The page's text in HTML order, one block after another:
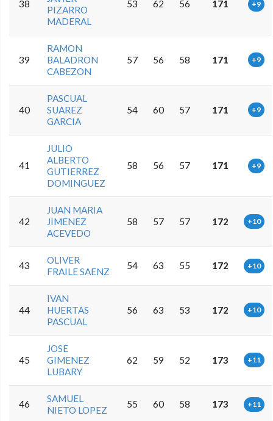
38
PIZARRO
MADERAL
53 62 56 171 +9
39
RAMON
BALADRON
CABEZON
57 56 58 171 +9
40
PASCUAL
SUAREZ
GARCIA
54 60 57 171 +9
41
JULIO
ALBERTO
GUTIERREZ
DOMINGUEZ
58 56 57 171 +9
42
JUAN MARIA
JIMENEZ
ACEVEDO
58 57 57 172 +10
43
OLIVER
FRAILE SAENZ
54 63 55 172 +10
44
IVAN
HUERTAS
PASCUAL
56 63 53 172 +10
45
JOSE
GIMENEZ
LUBARY
62 59 52 173 +11
46
SAMUEL
NIETO LOPEZ
55 60 58 173 +11